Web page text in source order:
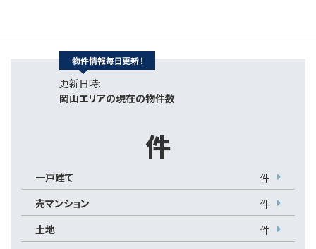
更新日時:
岡山エリアの現在の物件数
件
一戸建て
件
売マンション
件
土地
件